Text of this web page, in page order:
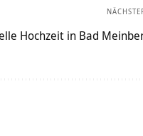
Hochzeit in Bad